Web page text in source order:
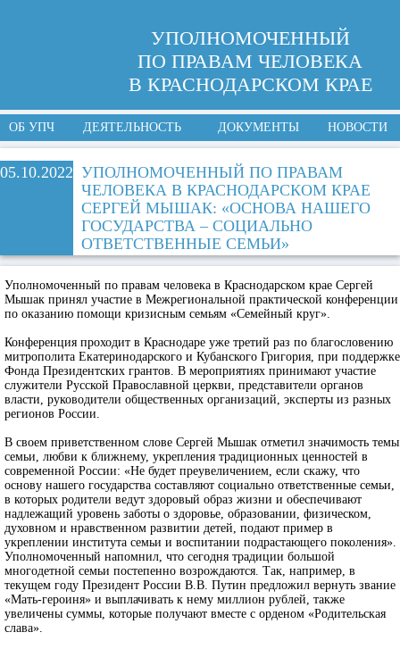
УПОЛНОМОЧЕННЫЙ
ПО ПРАВАМ ЧЕЛОВЕКА
В КРАСНОДАРСКОМ КРАЕ
ОБ УПЧ ДЕЯТЕЛЬНОСТЬ ДОКУМЕНТЫ НОВОСТИ
05.10.2022 УПОЛНОМОЧЕННЫЙ ПО ПРАВАМ
ЧЕЛОВЕКА В КРАСНОДАРСКОМ КРАЕ
СЕРГЕЙ МЫШАК: «ОСНОВА НАШЕГО
ГОСУДАРСТВА – СОЦИАЛЬНО
ОТВЕТСТВЕННЫЕ СЕМЬИ»
Уполномоченный по правам человека в Краснодарском крае Сергей
Мышак принял участие в Межрегиональной практической конференции
по оказанию помощи кризисным семьям «Семейный круг».
Конференция проходит в Краснодаре уже третий раз по благословению
митрополита Екатеринодарского и Кубанского Григория, при поддержке
Фонда Президентских грантов. В мероприятиях принимают участие
служители Русской Православной церкви, представители органов
власти, руководители общественных организаций, эксперты из разных
регионов России.
В своем приветственном слове Сергей Мышак отметил значимость темы
семьи, любви к ближнему, укрепления традиционных ценностей в
современной России: «Не будет преувеличением, если скажу, что
основу нашего государства составляют социально ответственные семьи,
в которых родители ведут здоровый образ жизни и обеспечивают
надлежащий уровень заботы о здоровье, образовании, физическом,
духовном и нравственном развитии детей, подают пример в
укреплении института семьи и воспитании подрастающего поколения».
Уполномоченный напомнил, что сегодня традиции большой
многодетной семьи постепенно возрождаются. Так, например, в
текущем году Президент России В.В. Путин предложил вернуть звание
«Мать-героиня» и выплачивать к нему миллион рублей, также
увеличены суммы, которые получают вместе с орденом «Родительская
слава».